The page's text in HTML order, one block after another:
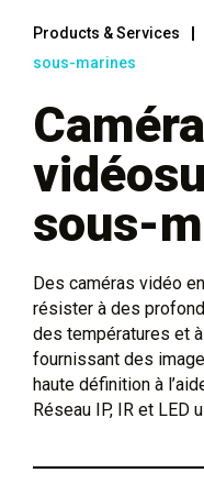
Products & Services
sous-marines
sous-
Des caméras vidéo
résister à des
des températures et
fournissant des
haute définition à
Réseau IP, IR et LED